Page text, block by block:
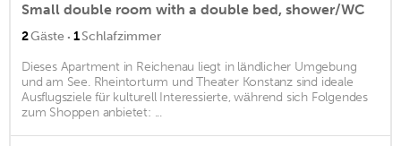
Small double room with a double bed, shower/WC
2Gäste · 1Schlafzimmer
Dieses Apartment in Reichenau liegt in ländlicher Umgebung
und am See. Rheintorturm und Theater Konstanz sind ideale
Ausflugsziele für kulturell Interessierte, während sich Folgendes
zum Shoppen anbietet: ...